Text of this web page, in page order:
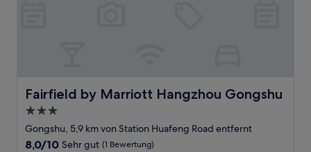
Fairfield by Marriott Hangzhou Gongshu
Fairfield by Marriott Hangzhou Gongshu
3.0-
Sterne-
Unterkunft
Gongshu, 5,9 km von Station Huafeng Road entfernt
8.0
8,0/10 Sehr gut (1 Bewertung)